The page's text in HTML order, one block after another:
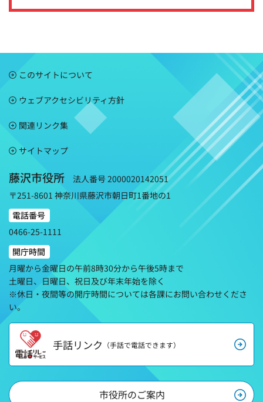
このサイトについて
ウェブアクセシビリティ方針
関連リンク集
サイトマップ
藤沢市役所
法人番号 2000020142051
〒251-8601 神奈川県藤沢市朝日町1番地の1
電話番号
0466-25-1111
開庁時間
月曜から金曜日の午前8時30分から午後5時まで
土曜日、日曜日、祝日及び年末年始を除く
※休日・夜間等の開庁時間については各課にお問い合わせくださ
い。
手話リンク （手話で電話できます）
市役所のご案内